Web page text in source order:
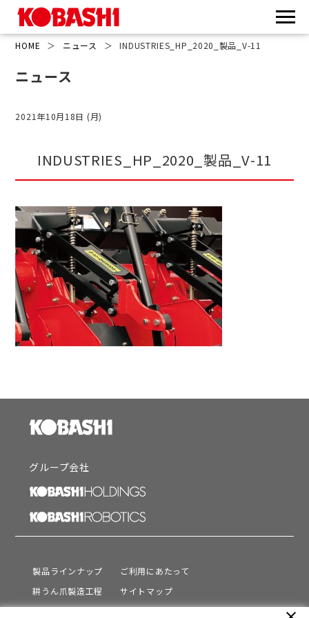
HOME ＞ ニュース ＞ INDUSTRIES_HP_2020_製品_V-11
ニュース
2021年10月18日 (月)
INDUSTRIES_HP_2020_製品_V-11
グループ会社
製品ラインナップ
耕うん爪製造工程
サポート
ご利用にあたって
サイトマップ
プライバシーポリシー